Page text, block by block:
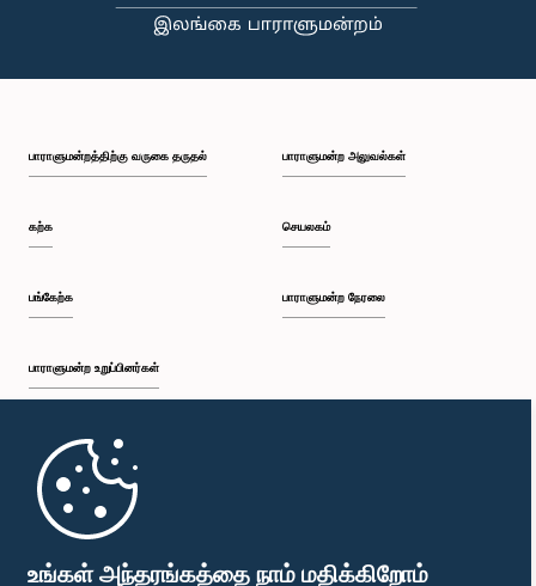
உங்கள் அந்தரங்கத்தை நாம் மதிக்கிறோம்
பாராளுமன்றத்திற்கு வருகை தருதல்
கற்க
பங்கேற்க
பாராளுமன்ற உறுப்பினர்கள்
முதற்பக்கம்
பாராளுமன்ற அலுவல்கள்
செயலகம்
பாராளுமன்ற நேரலை
பாராளுமன்ற கையடக்க செயலி